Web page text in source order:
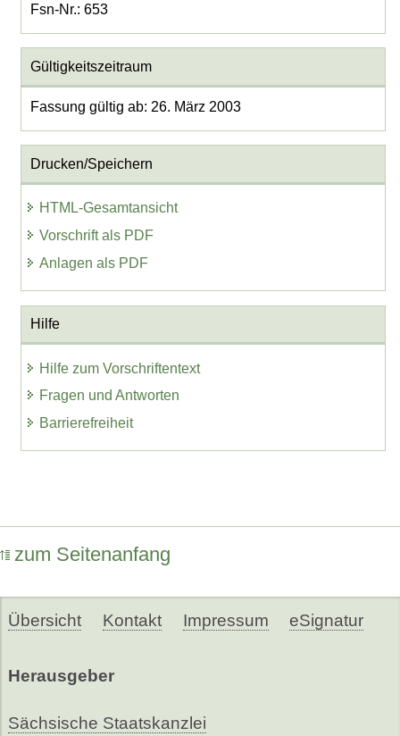
Fsn-Nr.: 653
Gültigkeitszeitraum
Fassung gültig ab: 26. März 2003
Drucken/Speichern
HTML-Gesamtansicht
Vorschrift als PDF
Anlagen als PDF
Hilfe
Hilfe zum Vorschriftentext
Fragen und Antworten
Barrierefreiheit
zum Seitenanfang
Übersicht Kontakt Impressum eSignatur
Herausgeber
Sächsische Staatskanzlei